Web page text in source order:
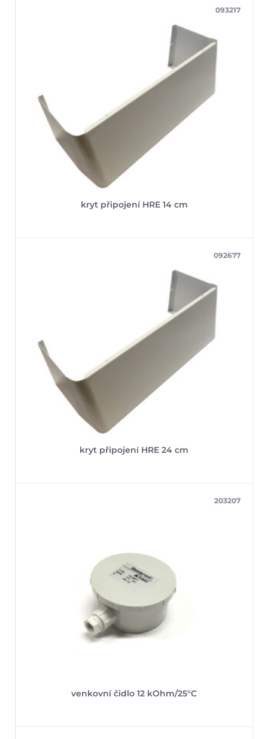
kryt připojení HRE 14 cm
093217
kryt připojení HRE 24 cm
092677
venkovní čidlo 12 kOhm/25°C
203207